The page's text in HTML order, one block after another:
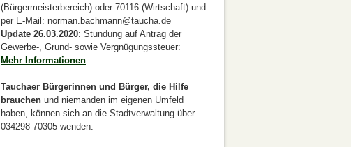
(Bürgermeisterbereich) oder 70116 (Wirtschaft) und
per E-Mail: norman.bachmann@taucha.de
Update 26.03.2020: Stundung auf Antrag der
Gewerbe-, Grund- sowie Vergnügungssteuer:
Mehr Informationen
Tauchaer Bürgerinnen und Bürger, die Hilfe
brauchen und niemanden im eigenen Umfeld
haben, können sich an die Stadtverwaltung über
034298 70305 wenden.